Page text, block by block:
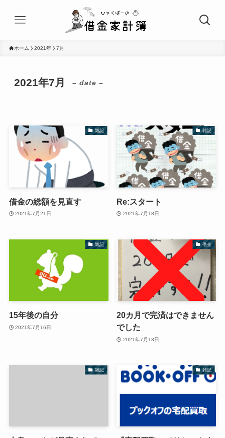
ホーム 2021年 7月
2021年7月 – date –
雑記
借金の総額を見直す
2021年7月21日
雑記
Re:スタート
2021年7月18日
雑記
15年後の自分
2021年7月16日
借金
20カ月で完済はできません
でした
2021年7月13日
雑記 雑記